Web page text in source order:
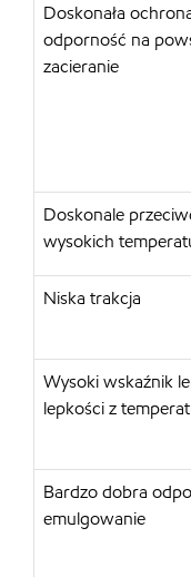
Doskonała
odporność na
zacieranie
Doskonale
wysokich
Niska trakcja
Wysoki wskaźnik
lepkości z
Bardzo dobra
emulgowanie